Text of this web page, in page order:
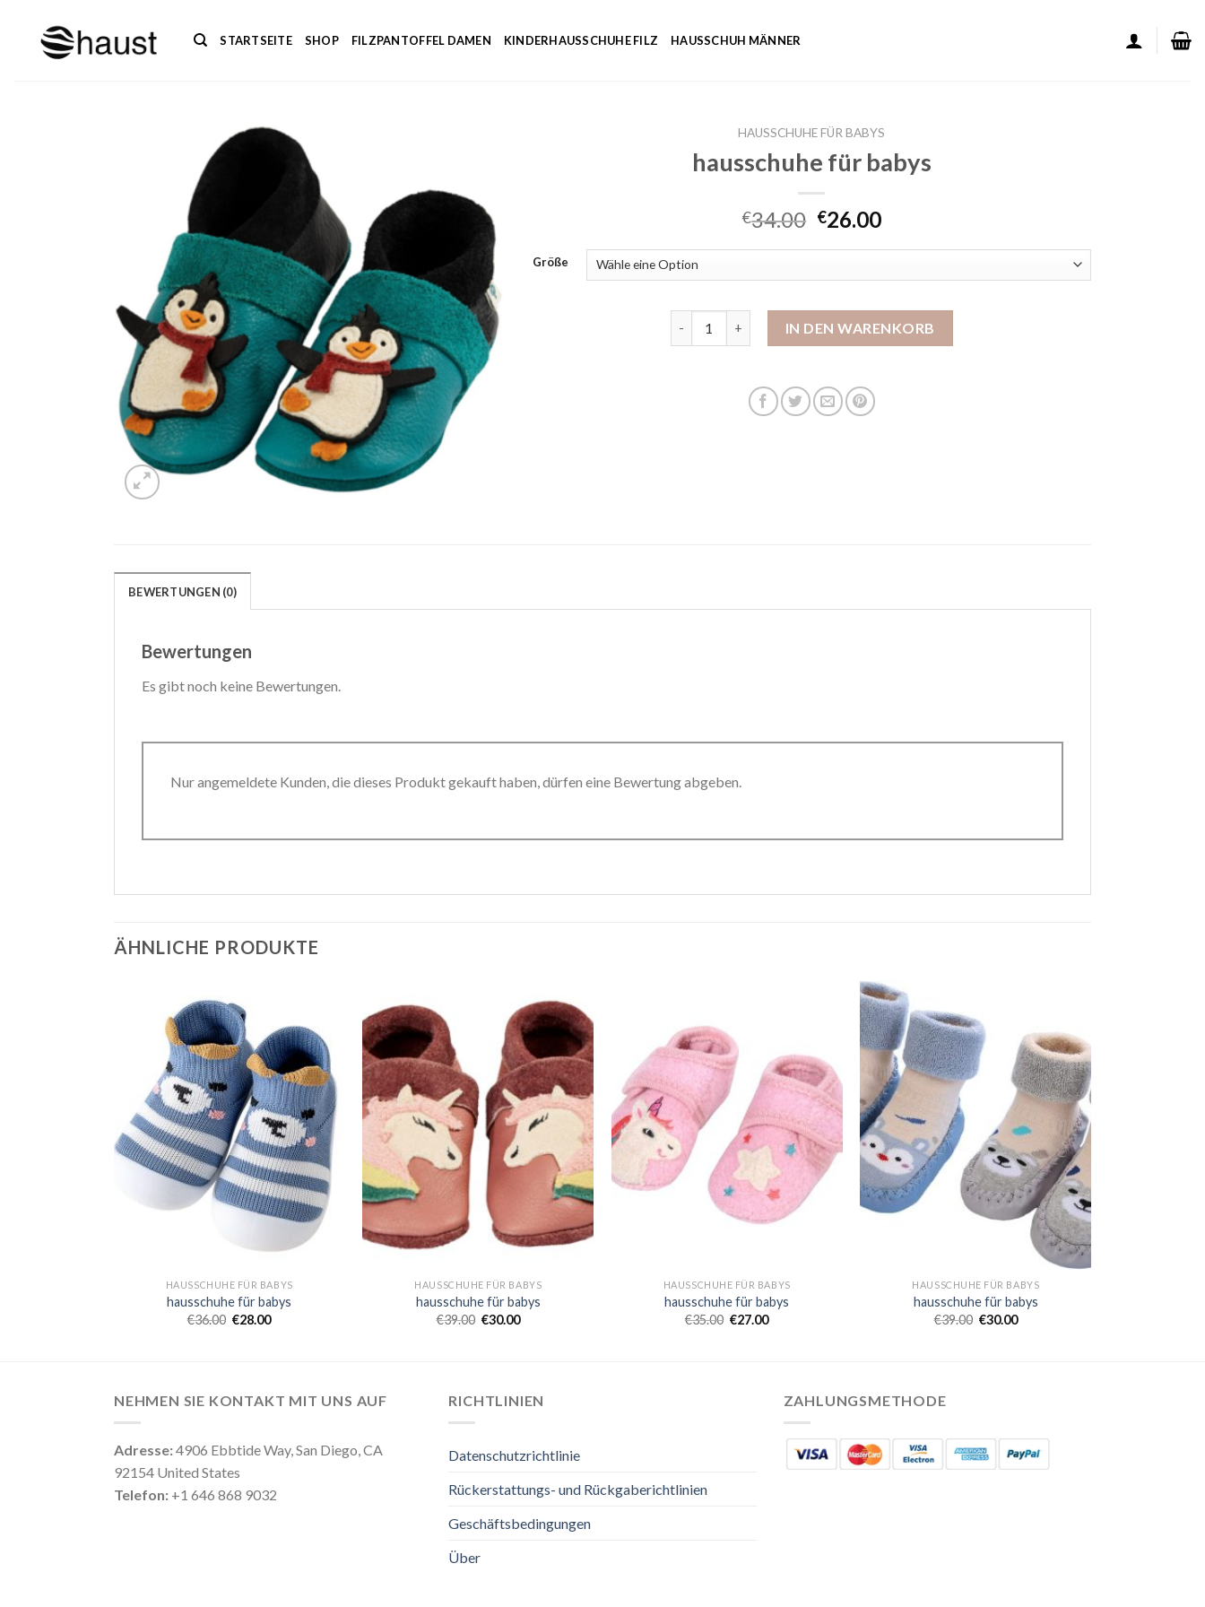
springen
STARTSEITE SHOP FILZPANTOFFEL DAMEN KINDERHAUSSCHUHE FILZ HAUSSCHUH MÄNNER
HAUSSCHUHE FÜR BABYS
hausschuhe für babys
€34.00 €26.00
Größe
IN DEN WARENKORB
BEWERTUNGEN (0)
Bewertungen
Es gibt noch keine Bewertungen.
Nur angemeldete Kunden, die dieses Produkt gekauft haben, dürfen eine Bewertung abgeben.
ÄHNLICHE PRODUKTE
HAUSSCHUHE FÜR BABYS
hausschuhe für babys
€36.00 €28.00
HAUSSCHUHE FÜR BABYS
hausschuhe für babys
€39.00 €30.00
HAUSSCHUHE FÜR BABYS
hausschuhe für babys
€35.00 €27.00
HAUSSCHUHE FÜR BABYS
hausschuhe für babys
€39.00 €30.00
NEHMEN SIE KONTAKT MIT UNS AUF
Adresse:4906 Ebbtide Way, San Diego, CA
92154 United States
Telefon: +1 646 868 9032
RICHTLINIEN
Datenschutzrichtlinie
Rückerstattungs- und Rückgaberichtlinien
Geschäftsbedingungen
Über
ZAHLUNGSMETHODE